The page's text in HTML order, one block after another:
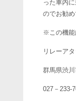
った車内
のでお勧め
※この機能
リレーア
群馬県渋
027－233-